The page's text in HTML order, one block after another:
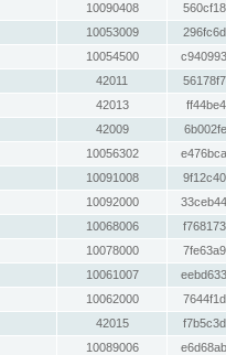
10090408
10053009
10054500
42011
42013
42009
10056302
10091008
10092000
10068006
10078000
10061007
10062000
42015
10089006